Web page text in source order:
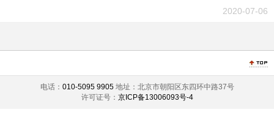
2020-07-06
电话： 010-5095 9905地址：北京市朝阳区东四环中路37号
许可证号： 京ICP备13006093号-4